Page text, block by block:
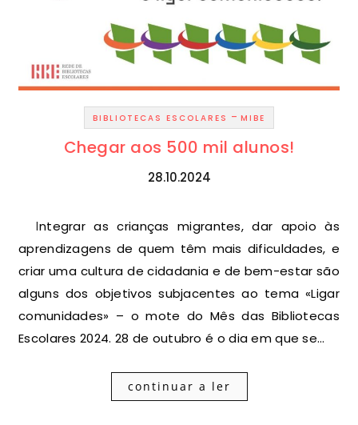
BIBLIOTECAS ESCOLARES - MIBE
Chegar aos 500 mil alunos!
28.10.2024
Integrar as crianças migrantes, dar apoio às
aprendizagens de quem têm mais dificuldades, e
criar uma cultura de cidadania e de bem-estar são
alguns dos objetivos subjacentes ao tema «Ligar
comunidades» – o mote do Mês das Bibliotecas
Escolares 2024. 28 de outubro é o dia em que se…
continuar a ler